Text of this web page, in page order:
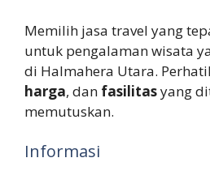
Memilih jasa travel yang
untuk pengalaman wisata
di Halmahera Utara.
harga, dan fasilitasyang
memutuskan.
Informasi